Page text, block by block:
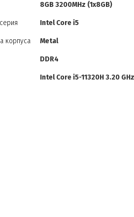
8GB 3200MHz (1x8GB)
Intel Core i5
корпуса Metal
DDR4
Intel Core i5-11320H 3.20